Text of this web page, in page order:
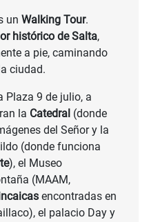
un Walking Tour.
histórico de Salta,
a pie, caminando
ciudad.
Plaza 9 de julio, a
la Catedral (donde
del Señor y la
(donde funciona
), el Museo
(MAAM,
encontradas en
el palacio Day y